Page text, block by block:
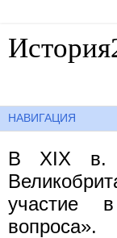
В XIX в.
участие
вопроса».